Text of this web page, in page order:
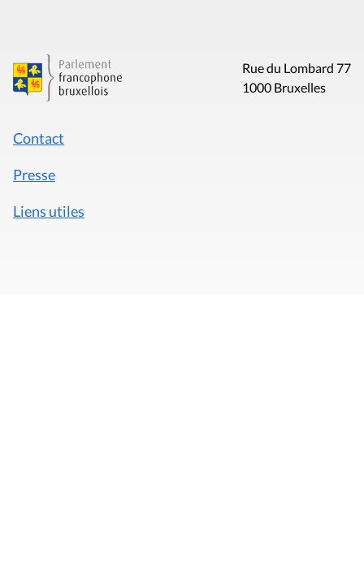
Rue du Lombard 77
1000 Bruxelles
Contact
Presse
Liens utiles